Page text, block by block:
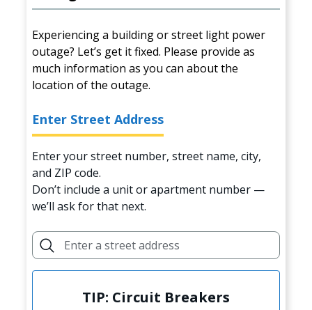
Experiencing a building or street light power
outage? Let’s get it fixed. Please provide as
much information as you can about the
location of the outage.
Enter Street Address
Enter your street number, street name, city,
and ZIP code.
Don’t include a unit or apartment number —
we’ll ask for that next.
TIP: Circuit Breakers